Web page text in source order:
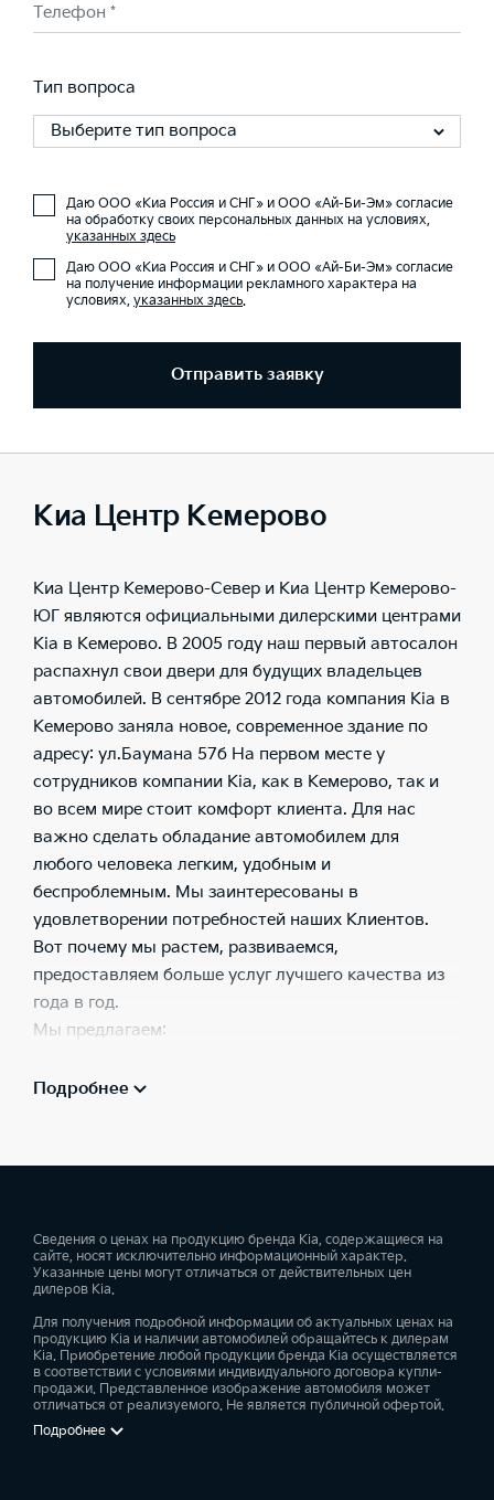
Телефон *
Тип вопроса
Выберите тип вопроса
Даю ООО «Киа Россия и СНГ» и ООО «Ай-Би-Эм» согласие
на обработку своих персональных данных на условиях,
указанных здесь
Даю ООО «Киа Россия и СНГ» и ООО «Ай-Би-Эм» согласие
на получение информации рекламного характера на
условиях, указанных здесь.
Отправить заявку
Киа Центр Кемерово
Киа Центр Кемерово-Север и Киа Центр Кемерово-
ЮГ являются официальными дилерскими центрами
Kia в Кемерово. В 2005 году наш первый автосалон
распахнул свои двери для будущих владельцев
автомобилей. В сентябре 2012 года компания Kia в
Кемерово заняла новое, современное здание по
адресу: ул.Баумана 57б На первом месте у
сотрудников компании Kia, как в Кемерово, так и
во всем мире стоит комфорт клиента. Для нас
важно сделать обладание автомобилем для
любого человека легким, удобным и
беспроблемным. Мы заинтересованы в
удовлетворении потребностей наших Клиентов.
Вот почему мы растем, развиваемся,
предоставляем больше услуг лучшего качества из
года в год.
Мы предлагаем:
тест-драйв всего модельного ряда Kia;
клиентов;
оригинальные запчасти и аксессуары Kia;
сервисное обслуживание;
кузовной ремонт;
техническая помощь на дорогах;
эвакуатор.
Ждём Вас в наших дилерских центрах!
Подробнее
Сведения о ценах на продукцию бренда Kia, содержащиеся на
сайте, носят исключительно информационный характер.
Указанные цены могут отличаться от действительных цен
дилеров Kia.
Для получения подробной информации об актуальных ценах на
продукцию Kia и наличии автомобилей обращайтесь к дилерам
Kia. Приобретение любой продукции бренда Kia осуществляется
в соответствии с условиями индивидуального договора купли-
продажи. Представленное изображение автомобиля может
отличаться от реализуемого. Не является публичной офертой.
Подробнее